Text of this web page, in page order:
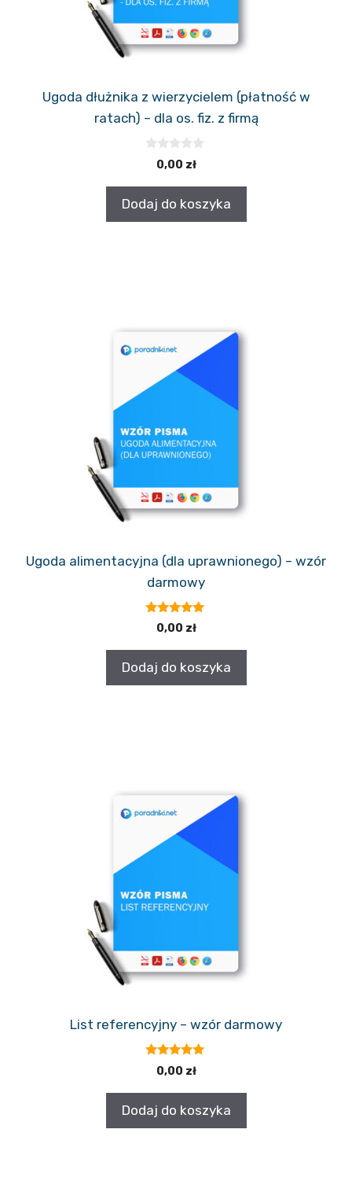
Ugoda dłużnika z wierzycielem (płatność w
ratach) – dla os. fiz. z firmą
0,00 zł
Dodaj do koszyka
Ugoda alimentacyjna (dla uprawnionego) – wzór
darmowy
5.00
z 5
0,00 zł
Dodaj do koszyka
List referencyjny – wzór darmowy
5.00
z 5
0,00 zł
Dodaj do koszyka